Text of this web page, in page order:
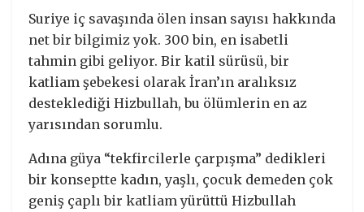
Suriye iç savaşında ölen insan sayısı hakkında
net bir bilgimiz yok. 300 bin, en isabetli
tahmin gibi geliyor. Bir katil sürüsü, bir
katliam şebekesi olarak İran’ın aralıksız
desteklediği Hizbullah, bu ölümlerin en az
yarısından sorumlu.
Adına güya “tekfircilerle çarpışma” dedikleri
bir konseptte kadın, yaşlı, çocuk demeden çok
geniş çaplı bir katliam yürüttü Hizbullah